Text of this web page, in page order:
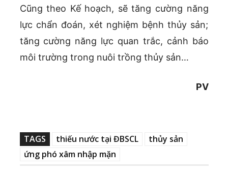
Cũng theo Kế hoạch, sẽ tăng cường năng
lực chẩn đoán, xét nghiệm bệnh thủy sản;
tăng cường năng lực quan trắc, cảnh báo
môi trường trong nuôi trồng thủy sản…
PV
TAGS thiếu nước tại ĐBSCL
thủy sản
ứng phó xâm nhập mặn